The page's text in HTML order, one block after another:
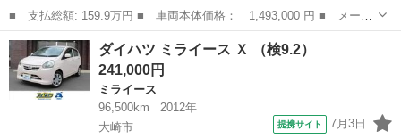
■ 支払総額: 159.9万円 ■ 車両本体価格： 1,493,000 円 ■ メーカ
ー名： ダイハツ ■ 車種名： ムーヴキャンバス ■ グレード
名： ストライプスＧ 純正ナビ 全周囲カメラ 両側電動ドア 衝
突軽減装置 ...
宮城 大崎市 ダイハツ
ダイハツ ミライース Ｘ （検9.2）
241,000円
ミライース
96,500km
2012年
大崎市
提携サイト 7月3日